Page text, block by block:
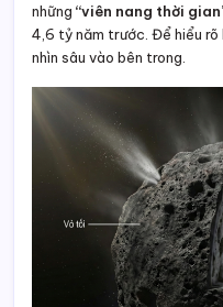
những “viên nang thời
4,6 tỷ năm trước. Để hiểu
nhìn sâu vào bên trong.